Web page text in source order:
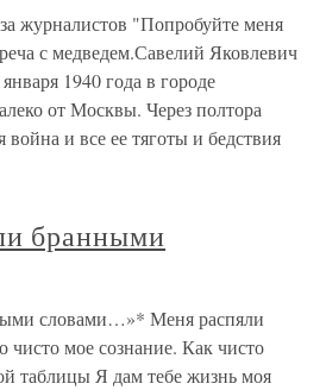
журналистов "Попробуйте меня
с медведем.Савелий Яковлевич
1940 года в городе
от Москвы. Через полтора
война и все ее тяготы и бедствия
бранными
словами…»* Меня распяли
мое сознание. Как чисто
таблицы Я дам тебе жизнь моя